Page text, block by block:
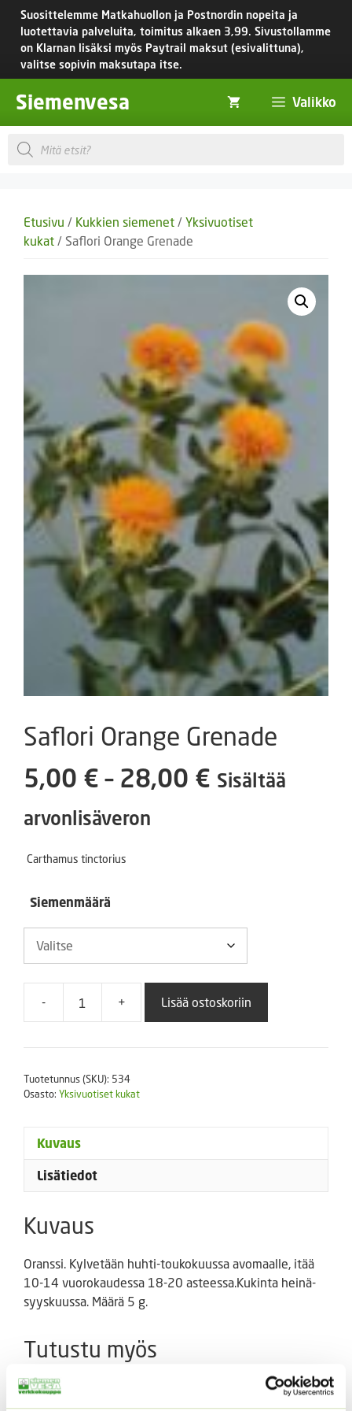
Siirry
sisältöön
Suosittelemme Matkahuollon ja Postnordin nopeita ja
luotettavia palveluita, toimitus alkaen 3,99. Sivustollamme
on Klarnan lisäksi myös Paytrail maksut (esivalittuna),
valitse sopivin maksutapa itse.
Siemenvesa Valikko
Products
search
Etusivu / Kukkien siemenet / Yksivuotiset
kukat / Saflori Orange Grenade
Saflori Orange Grenade
5,00 € – 28,00 € Sisältää
arvonlisäveron
Carthamus tinctorius
Siemenmäärä
-
Saflori
Grenade
+ Lisää ostoskoriin
Tuotetunnus (SKU): 534
Osasto: Yksivuotiset kukat
Kuvaus
Lisätiedot
Kuvaus
Oranssi. Kylvetään huhti-toukokuussa avomaalle, itää
10-14 vuorokaudessa 18-20 asteessa.Kukinta heinä-
syyskuussa. Määrä 5 g.
Tutustu myös